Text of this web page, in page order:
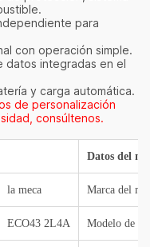
para
con operación simple.
datos integradas en el
y carga automática.
de personalización
consúltenos.
Datos del
la meca Marca del motor
ECO43 2L4A Modelo de